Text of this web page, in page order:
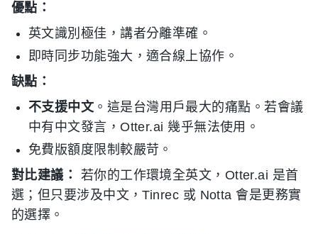
優點：
英文識別極佳，講者分離準確。
即時同步功能強大，適合線上協作。
缺點：
不支援中文。這是台灣用戶最大的痛點。若會議
中有中文發言，Otter.ai 幾乎無法使用。
免費版額度限制較嚴苛。
對比建議：
若你的工作環境全英文，Otter.ai 是首
選；但只要涉及中文，Tinrec 或 Notta 會是更務實
的選擇。